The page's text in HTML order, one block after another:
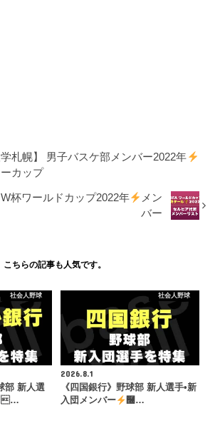
学札幌】 男子バスケ部メンバー2022年
カップ
杯ワールドカップ2022年
メン
バー
こちらの記事も人気です。
社会人野球
部 新人選
…
社会人野球
2026.8.1
《四国銀行》野球部 新人選手•新
入団メンバー
࿠…